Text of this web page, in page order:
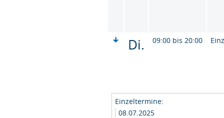
Di. 09:00 bis 20:00
Einzeltermine:
08.07.2025